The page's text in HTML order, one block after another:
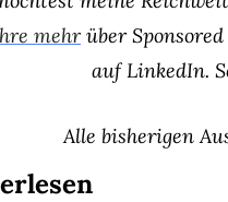
mehr über
auf LinkedIn.
Alle bisherigen